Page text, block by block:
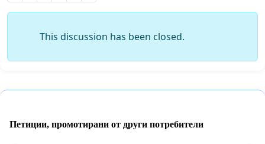
This discussion has been closed.
Петиции, промотирани от други потребители